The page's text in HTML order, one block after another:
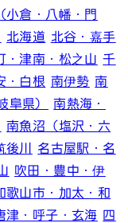
小倉・八幡・門
北海道 北谷・嘉手
・津南・松之山 千
・白根 南伊勢 南
阜県）
南熱海・
南魚沼（塩沢・六
川
名古屋駅・名
吹田・豊中・伊
歌山市・加太・和
津・呼子・玄海 四